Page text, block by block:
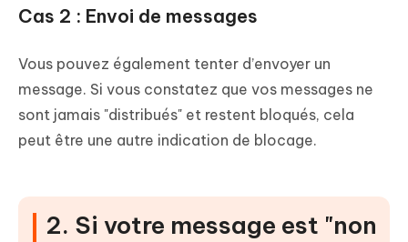
Cas 2 : Envoi de messages
Vous pouvez également tenter d’envoyer un
message. Si vous constatez que vos messages ne
sont jamais "distribués" et restent bloqués, cela
peut être une autre indication de blocage.
2. Si votre message est "non